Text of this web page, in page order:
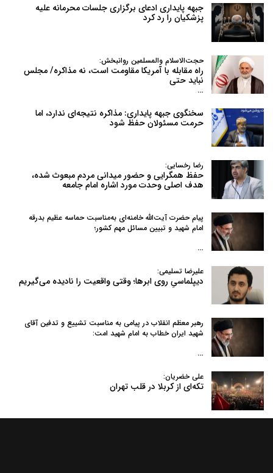
جبهه پایداری ادعای برگزاری جلسات محرمانه علیه
پزشکیان را رد کرد
حجت‌الاسلام والمسلمین روانبخش:
راه مقابله با آمریکا مقاومت است، نه مذاکره/ مجلس
نباید حتی
…
سخنگوی جبهه پایداری: مذاکره نتیجه‌ای ندارد، اما
حرمت مسئولان حفظ شود
رضا رخسایی:
حفظ همگرایی و حضور میدانی مردم مبعوث شده،
هدف اصلی وحدت مورد اشاره امام جامعه
پیام حضرت آیت‌الله خامنه‌ای به‌مناسبت حماسه عظیم بدرقه
امام شهید و تبیین مسائل مهم کشور؛
…
علیرضا تسلیمی:
دیپلماسیِ روی ابرها؛ وقتی واقعیت را نادیده می‌گیریم
رهبر معظم انقلاب در پیامی به‌ مناسبت تشییع و تدفین آقای
شهید ایران خطاب به امام شهید امت:
…
علی خضریان:
تکه‌ای از کربلا در قلب تهران